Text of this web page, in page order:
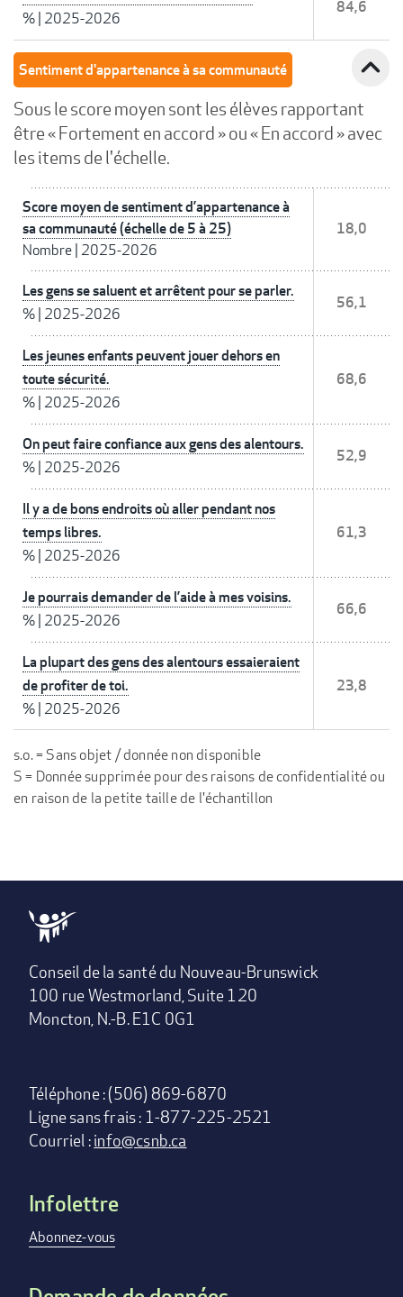
% 2025-2026
84,6
Sentiment d'appartenance à sa communauté expand_less
Sous le score moyen sont les élèves rapportant
être « Fortement en accord » ou « En accord » avec
les items de l'échelle.
Score moyen de sentiment d’appartenance à
sa communauté (échelle de 5 à 25)
Nombre 2025-2026
18,0
Les gens se saluent et arrêtent pour se parler.
% 2025-2026
56,1
Les jeunes enfants peuvent jouer dehors en
toute sécurité.
% 2025-2026
68,6
On peut faire confiance aux gens des alentours.
% 2025-2026
52,9
Il y a de bons endroits où aller pendant nos
temps libres.
% 2025-2026
61,3
Je pourrais demander de l’aide à mes voisins.
% 2025-2026
66,6
La plupart des gens des alentours essaieraient
de profiter de toi.
% 2025-2026
23,8
s.o. = Sans objet / donnée non disponible
S = Donnée supprimée pour des raisons de confidentialité ou
en raison de la petite taille de l'échantillon
Conseil de la santé du Nouveau-Brunswick
100 rue Westmorland, Suite 120
Moncton, N.-B. E1C 0G1
Téléphone : (506) 869-6870
Ligne sans frais : 1-877-225-2521
Courriel :info@csnb.ca
Footer
menu
Infolettre
Abonnez-vous